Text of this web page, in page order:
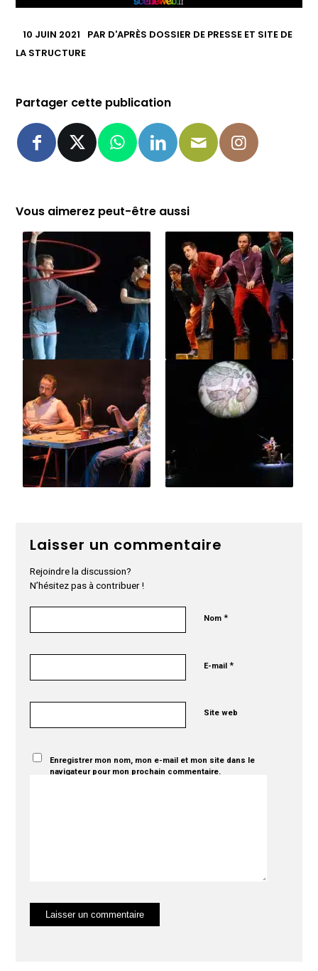
10 JUIN 2021 PAR D'APRÈS DOSSIER DE PRESSE ET SITE DE
LA STRUCTURE
Partager cette publication
Vous aimerez peut-être aussi
Laisser un commentaire
Rejoindre la discussion?
N’hésitez pas à contribuer !
Nom*
E-mail*
Site web
Enregistrer mon nom, mon e-mail et mon site dans le
navigateur pour mon prochain commentaire.